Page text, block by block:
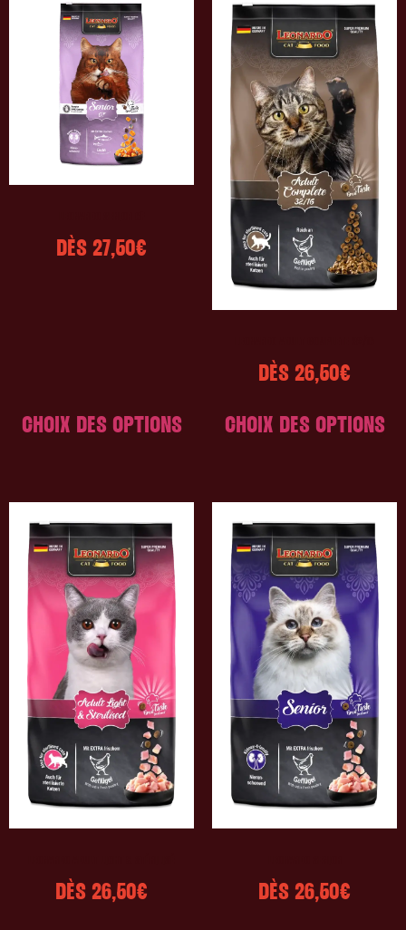
DÈS 27,50€
CHOIX DES OPTIONS
DÈS 26,50€
CHOIX DES OPTIONS
DÈS 26,50€ DÈS 26,50€